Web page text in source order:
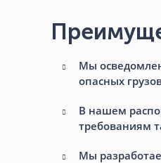
Мы
опасных
В нашем
требованиям
Мы